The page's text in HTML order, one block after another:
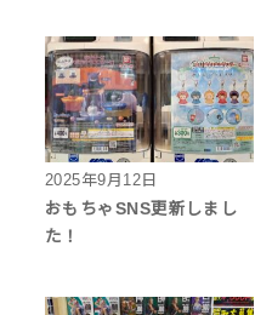
2025年9月12日
おもちゃSNS更新しまし
た！